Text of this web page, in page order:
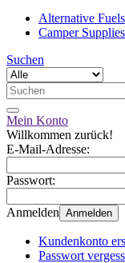
Alternative Fuels
Camper Supplies
Suchen
Mein Konto
Willkommen zurück!
E-Mail-Adresse:
Passwort:
Anmelden Anmelden
Kundenkonto
Passwort